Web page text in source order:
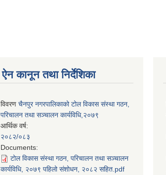
ऐन कानून तथा निर्देशिका
विवरण चैनपुर नगरपालिकाको टोल विकास संस्था गठन,
परिचालन तथा सञ्चालन कार्यविधि,२०७९
आर्थिक वर्ष:
२०८२/०८३
Documents:
टोल विकास संस्था गठन, परिचालन तथा सञ्चालन
कार्यविधि, २०७९ पहिलो संशोधन, २०८२ सहित.pdf